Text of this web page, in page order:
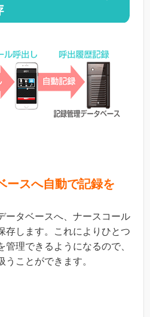
ースへ自動で記録を
ータベースへ、ナースコール
存します。これによりひとつ
理できるようになるので、
うことができます。